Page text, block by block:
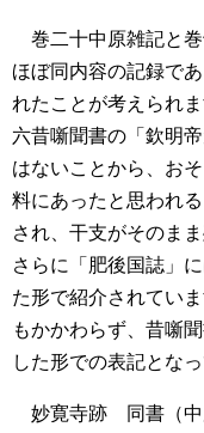
巻二十中原雑記と巻
ほぼ同内容の記録で
れたことが考えられま
六昔噺聞書の「欽明
はないことから、お
料にあったと思われ
され、干支がそのま
さらに「肥後国誌」
た形で紹介されてい
もかかわらず、昔噺
した形での表記となっ
妙寛寺跡 同書（中